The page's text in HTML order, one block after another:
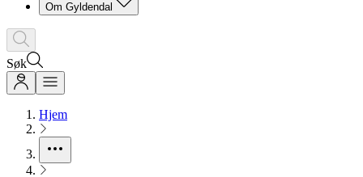
Om Gyldendal
Søk
Hjem